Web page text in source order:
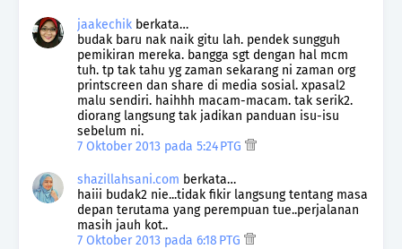
jaakechik berkata…
budak baru nak naik gitu lah. pendek sungguh
pemikiran mereka. bangga sgt dengan hal mcm
tuh. tp tak tahu yg zaman sekarang ni zaman org
printscreen dan share di media sosial. xpasal2
malu sendiri. haihhh macam-macam. tak serik2.
diorang langsung tak jadikan panduan isu-isu
sebelum ni.
7 Oktober 2013 pada 5:24 PTG
shazillahsani.com berkata…
haiii budak2 nie...tidak fikir langsung tentang masa
depan terutama yang perempuan tue..perjalanan
masih jauh kot..
7 Oktober 2013 pada 6:18 PTG